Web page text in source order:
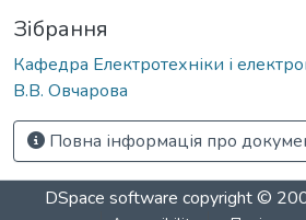
Зібрання
Кафедра Електротехніки і
В.В. Овчарова
Повна інформація про
DSpace software copyright ©